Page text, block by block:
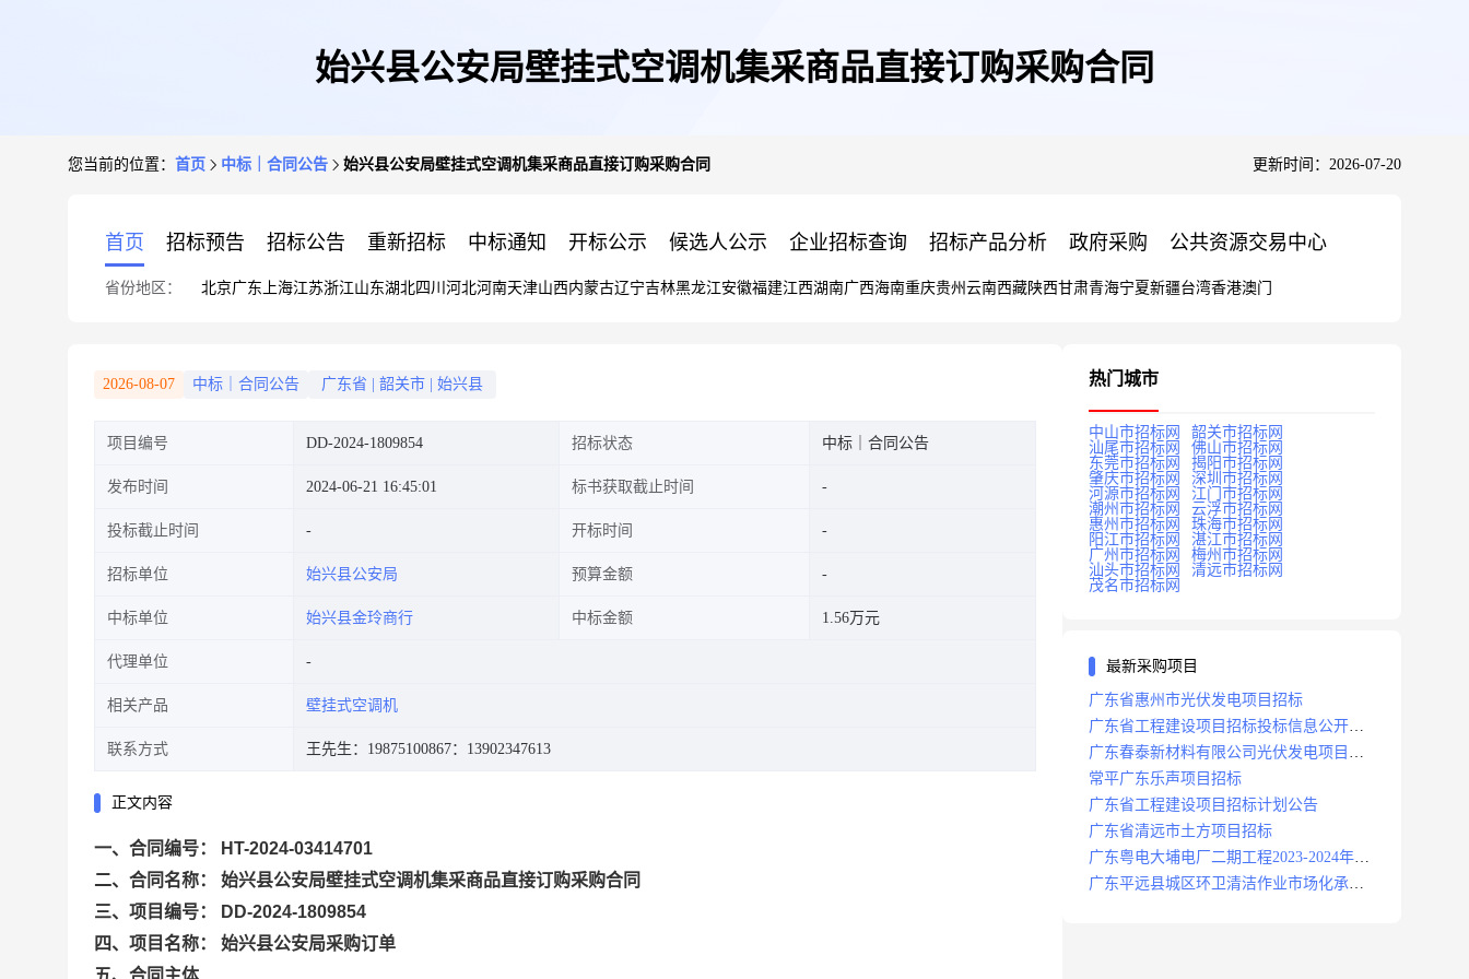
始兴县公安局壁挂式空调机集采商品直接订购采购合同
您当前的位置： 首页 中标｜合同公告 始兴县公安局壁挂式空调机集采商品直接订购采购合同 更新时间：2026-07-20
首页 招标预告 招标公告 重新招标 中标通知 开标公示 候选人公示 企业招标查询 招标产品分析 政府采购 公共资源交易中心
省份地区： 北京广东 上海江苏浙江山东湖北四川 河北河南天津山西内蒙古辽宁吉林黑龙江安徽福建江西湖南广西海南重庆贵州 云南西藏陕西甘肃青海宁夏新疆台湾香港澳门
2026-08-07 中标｜合同公告 广东省 韶关市 始兴县
项目编号 DD-2024-1809854 招标状态 中标｜合同公告
发布时间 2024-06-21 16:45:01 标书获取截止时间
投标截止时间 开标时间
招标单位 始兴县公安局 预算金额
中标单位 始兴县金玲商行 中标金额 1.56万元
代理单位
相关产品 壁挂式空调机
联系方式 王先生：19875100867：13902347613
正文内容
一、合同编号： HT-2024-03414701
二、合同名称： 始兴县公安局壁挂式空调机集采商品直接订购采购合同
三、项目编号： DD-2024-1809854
四、项目名称： 始兴县公安局采购订单
五、合同主体
热门城市
中山市招标网
韶关市招标网
汕尾市招标网
佛山市招标网
东莞市招标网
揭阳市招标网
肇庆市招标网
深圳市招标网
河源市招标网
江门市招标网
潮州市招标网
云浮市招标网
惠州市招标网
珠海市招标网
阳江市招标网
湛江市招标网
广州市招标网
梅州市招标网
汕头市招标网
清远市招标网
茂名市招标网
最新采购项目
广东省惠州市光伏发电项目招标
广东省工程建设项目招标投标信息公开目
录
广东春泰新材料有限公司光伏发电项目招
标
常平广东乐声项目招标
广东省工程建设项目招标计划公告
广东省清远市土方项目招标
广东粤电大埔电厂二期工程2023-2024年度
安保服务项目招标公告
广东平远县城区环卫清洁作业市场化承包